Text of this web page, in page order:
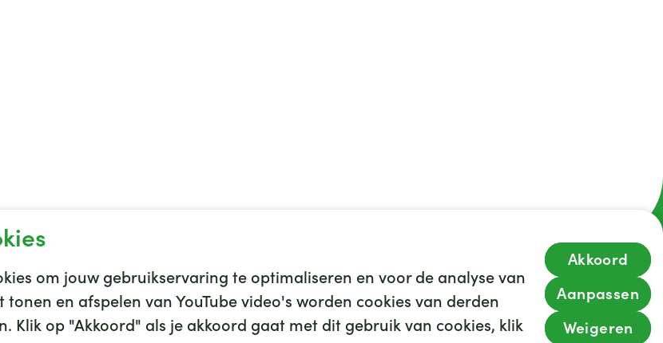
om jouw gebruikservaring te optimaliseren en voor de analyse van
en afspelen van YouTube video's worden cookies van derden
Klik op "Akkoord" als je akkoord gaat met dit gebruik van cookies, klik
Akkoord
Aanpassen
Weigeren